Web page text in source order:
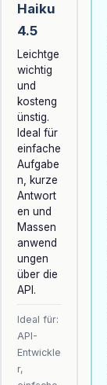
Haiku
4.5
Leichtge
wichtig
und
kosteng
ünstig.
Ideal für
einfache
Aufgabe
n, kurze
Antwort
en und
Massen
anwend
ungen
über die
API.
Ideal für:
API-
Entwickle
r,